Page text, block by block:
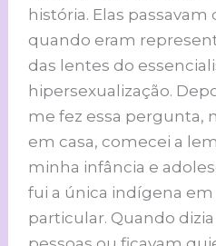
história. Elas
quando eram
das lentes do
hipersexualização.
me fez essa pergunta,
em casa, comecei a
minha infância e
fui a única indígena
particular. Quando